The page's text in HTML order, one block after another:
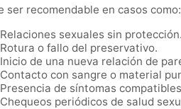
ser recomendable en casos como:
Relaciones sexuales sin protección.
Rotura o fallo del preservativo.
Inicio de una nueva relación de
Contacto con sangre o material
Presencia de síntomas
Chequeos periódicos de salud